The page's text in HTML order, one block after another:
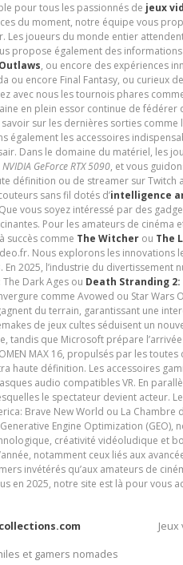
pour tous les passionnés de jeux
du moment, notre équipe vous
Les joueurs du monde entier
propose également des
, ou encore des expériences
ou encore Final Fantasy, ou
avec nous les tournois phares
en plein essor continue de
sur les dernières sorties
également les accessoires
Dans le domaine du matériel, les
NVIDIA GeForce RTX 5090, et vous
définition ou de streamer sur Twitch
sans fil dotés d’intelligence
vous soyez intéressé par des
Pour les amateurs de
succès comme The Witcherou The
Nous explorons les innovations
2025, l’industrie du
Dark Ages ou Death Stranding 2:
comme Avowed ou Star
du terrain, garantissant une
de jeux cultes séduisent un
tandis que Microsoft prépare
MAX 16, propulsés par les
haute définition. Les accessoires
audio compatibles VR. En
le spectateur devient
Brave New World ou La Chambre
Engine Optimization (GEO),
créativité vidéoludique et
notamment ceux liés aux
invétérés qu’aux amateurs de
en 2025, notre site est là pour vous
et gamers nomades